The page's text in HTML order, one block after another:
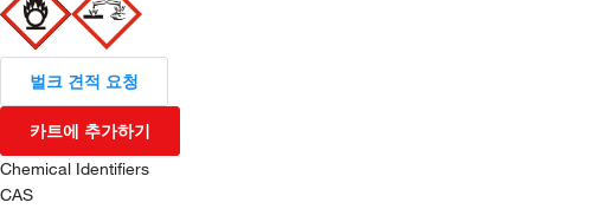
벌크 견적 요청
카트에 추가하기
Chemical Identifiers
CAS